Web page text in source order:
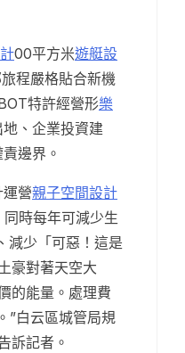
00平方米遊艇設
程嚴格貼合新機
特許經營形樂
、企業投資建
邊界。
營親子空間設計
時每年可減少生
減少「可惡！這是
豪對著天空大
的能量。處理費
”白云區城管局規
訴記者。